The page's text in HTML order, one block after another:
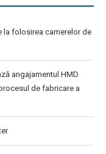
la folosirea camerelor de
angajamentul HMD
de fabricare a